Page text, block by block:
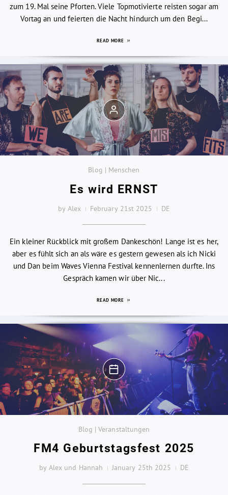
zum 19. Mal seine Pforten. Viele Topmotivierte reisten sogar am
Vortag an und feierten die Nacht hindurch um den Begi...
READ MORE
Blog | Menschen
Es wird ERNST
by Alex February 21st 2025 DE
Ein kleiner Rückblick mit großem Dankeschön! Lange ist es her,
aber es fühlt sich an als wäre es gestern gewesen als ich Nicki
und Dan beim Waves Vienna Festival kennenlernen durfte. Ins
Gespräch kamen wir über Nic...
READ MORE
Blog | Veranstaltungen
FM4 Geburtstagsfest 2025
by Alex und Hannah January 25th 2025 DE